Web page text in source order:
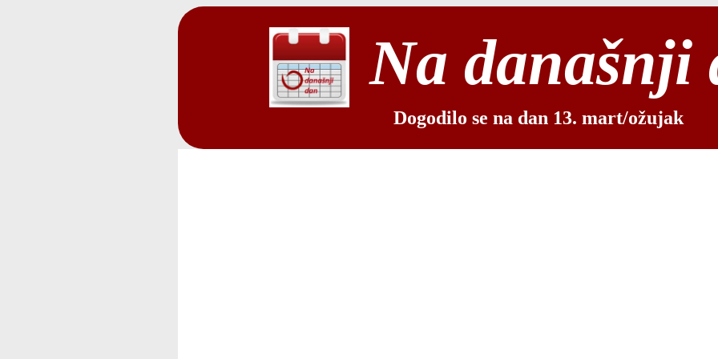
Na današnji
Dogodilo se na dan 13. mart/ožujak